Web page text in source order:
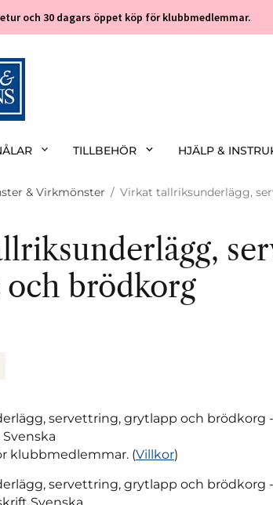
och 30 dagars öppet köp för klubbmedlemmar.
TILLBEHÖR HJÄLP &
& Virkmönster / Virkat tallriksunderlägg,
brödkorg
servettring, grytlapp och brödkorg -
klubbmedlemmar. (Villkor)
servettring, grytlapp och brödkorg -